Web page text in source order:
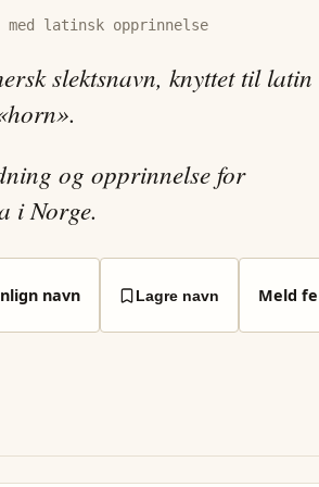
med latinsk opprinnelse
slektsnavn, knyttet til latin
og opprinnelse for
i Norge.
navn Lagre navn Meld